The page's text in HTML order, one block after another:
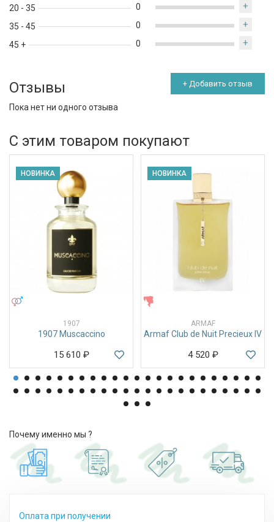
20 - 35
35 - 45
45 +
0 +
0 +
0 +
Отзывы + Добавить отзыв
Пока нет ни одного отзыва
С этим товаром покупают
НОВИНКА
1907
1907 Muscaccino
15 610 ₽
НОВИНКА
ARMAF
Armaf Club de Nuit Precieux IV
4 520 ₽
Почему именно мы ?
Оплата при получении